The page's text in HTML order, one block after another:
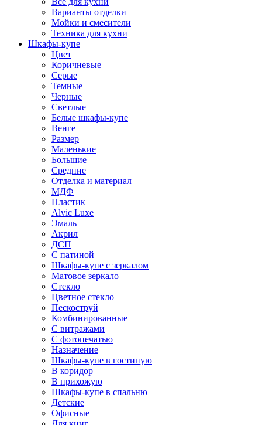
Варианты отделки
Мойки и смесители
Техника для кухни
Шкафы-купе
Цвет
Коричневые
Серые
Темные
Черные
Светлые
Белые шкафы-купе
Венге
Размер
Маленькие
Большие
Средние
Отделка и материал
МДФ
Пластик
Alvic Luxe
Эмаль
Акрил
ДСП
С патиной
Шкафы-купе с зеркалом
Матовое зеркало
Стекло
Цветное стекло
Пескоструй
Комбинированные
С витражами
С фотопечатью
Назначение
Шкафы-купе в гостиную
В коридор
В прихожую
Шкафы-купе в спальню
Детские
Офисные